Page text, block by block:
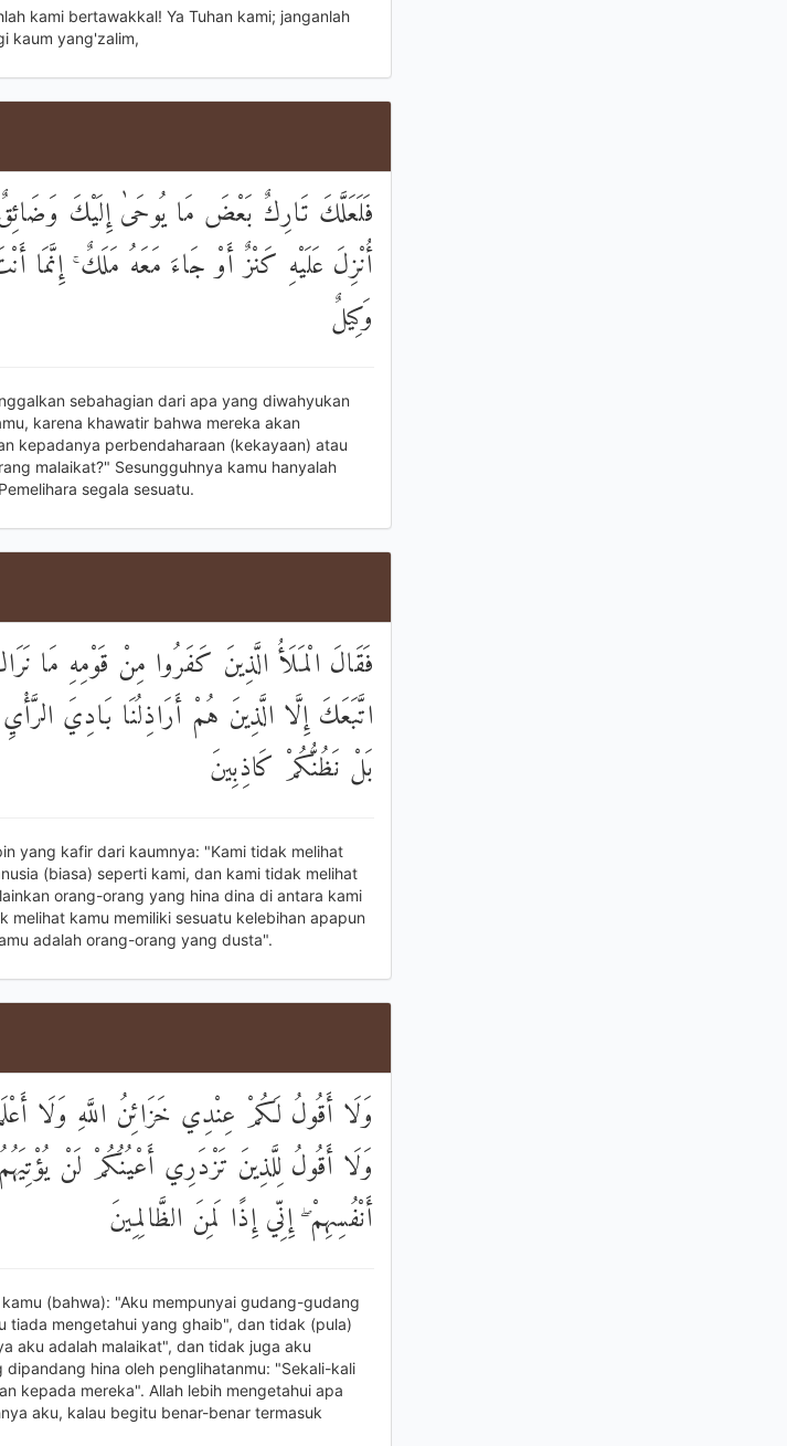
kami bertawakkal! Ya Tuhan kami; janganlah
kaum yang'zalim,
فَلَعَلَّكَ تَارِكٌ بَعْضَ مَا يُوحَىٰ إِلَيْكَ
أُنْزِلَ عَلَيْهِ كَنْزٌ أَوْ جَاءَ مَعَهُ مَلَكٌ ۚ إِنَّمَا
وَكِيلٌ
sebahagian dari apa yang diwahyukan
karena khawatir bahwa mereka akan
kepadanya perbendaharaan (kekayaan) atau
malaikat?" Sesungguhnya kamu hanyalah
segala sesuatu.
فَقَالَ الْمَلَأُ الَّذِينَ كَفَرُوا مِنْ قَوْمِهِ مَا
اتَّبَعَكَ إِلَّا الَّذِينَ هُمْ أَرَاذِلُنَا بَادِيَ
بَلْ نَظُنُّكُمْ كَاذِبِينَ
yang kafir dari kaumnya: "Kami tidak melihat
(biasa) seperti kami, dan kami tidak melihat
orang-orang yang hina dina di antara kami
melihat kamu memiliki sesuatu kelebihan apapun
adalah orang-orang yang dusta".
وَلَا أَقُولُ لَكُمْ عِنْدِي خَزَائِنُ اللَّهِ وَلَا
وَلَا أَقُولُ لِلَّذِينَ تَزْدَرِي أَعْيُنُكُمْ لَنْ
أَنْفُسِهِمْ ۖ إِنِّي إِذًا لَمِنَ الظَّالِمِينَ
(bahwa): "Aku mempunyai gudang-gudang
tiada mengetahui yang ghaib", dan tidak (pula)
aku adalah malaikat", dan tidak juga aku
hina oleh penglihatanmu: "Sekali-kali
kepada mereka". Allah lebih mengetahui apa
aku, kalau begitu benar-benar termasuk